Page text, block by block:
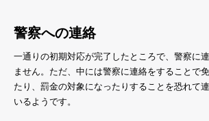
警察への連絡
一通りの初期対応が完了したところで、警察に
ません。ただ、中には警察に連絡をすることで
たり、罰金の対象になったりすることを恐れて
いるようです。